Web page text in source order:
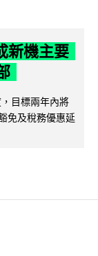
新機主要
目標兩年內將
免及稅務優惠延